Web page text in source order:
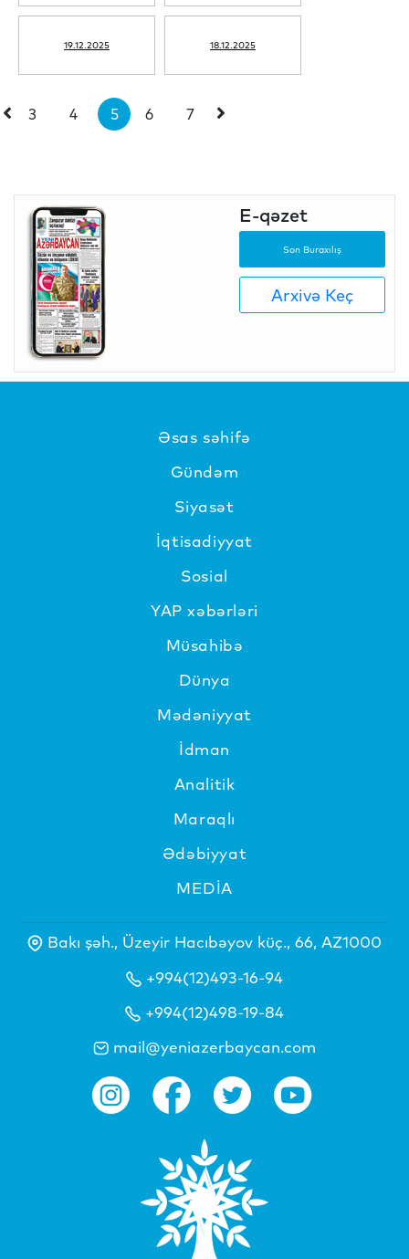
19.12.2025 18.12.2025
3 4 5 6 7
E-qəzet
Son Buraxılış
Arxivə Keç
Əsas səhifə
Gündəm
Siyasət
İqtisadiyyat
Sosial
YAP xəbərləri
Müsahibə
Dünya
Mədəniyyat
İdman
Analitik
Maraqlı
Ədəbiyyat
MEDİA
Bakı şəh., Üzeyir Hacıbəyov küç., 66, AZ1000
+994(12)493-16-94
+994(12)498-19-84
mail@yeniazerbaycan.com